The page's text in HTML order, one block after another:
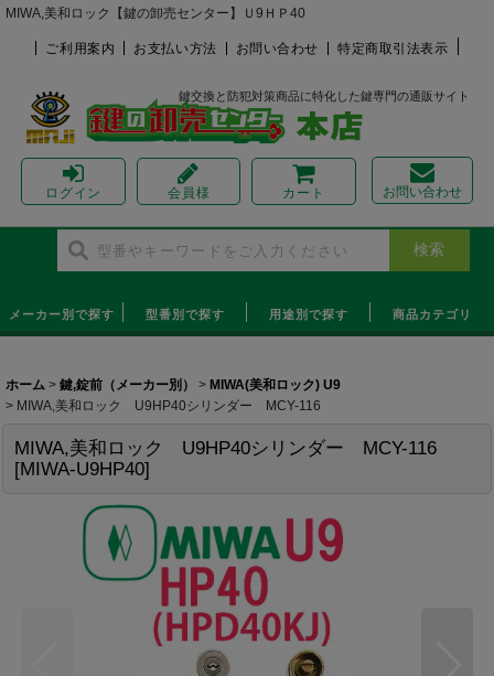
MIWA,美和ロック【鍵の卸売センター】Ｕ9ＨＰ40
ご利用案内 お支払い方法 お問い合わせ 特定商取引法表示
鍵交換と防犯対策商品に特化した鍵専門の通販サイト
ログイン 会員様 カート お問い合わせ
メーカー別で探す 型番別で探す 用途別で探す 商品カテゴリ
ホーム > 鍵,錠前（メーカー別） > MIWA(美和ロック) U9
> MIWA,美和ロック U9HP40シリンダー MCY-116
MIWA,美和ロック U9HP40シリンダー MCY-116
[MIWA-U9HP40]